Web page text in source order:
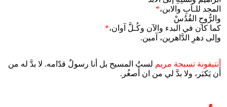
المجد للـآبِ والابن،*
والرُّوحِ القُدُسْ
كما كان في البدء والآن وكُـلَّ آوان،*
وإلى دهرِ الدَّاهرين، آمين.
أنتيفونة تسبحة مريم لستُ المسيح بل أنا رسولٌ قدّامه. لا بدَّ له من
أَن يَكبَر، ولا بدَّ لي من ان أَصغُر.